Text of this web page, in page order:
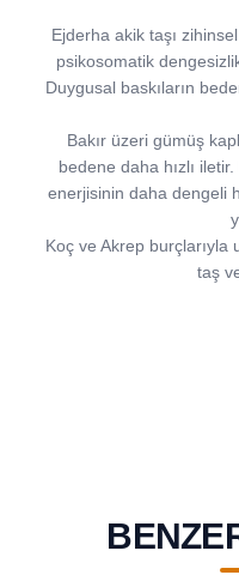
Ejderha akik taşı
psikosomatik
Duygusal baskıların
Bakır üzeri gümüş
bedene daha hızlı
enerjisinin daha dengeli
Koç ve Akrep burçlarıyla
taş